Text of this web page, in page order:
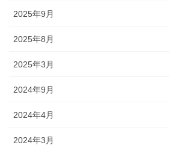
2025年9月
2025年8月
2025年3月
2024年9月
2024年4月
2024年3月